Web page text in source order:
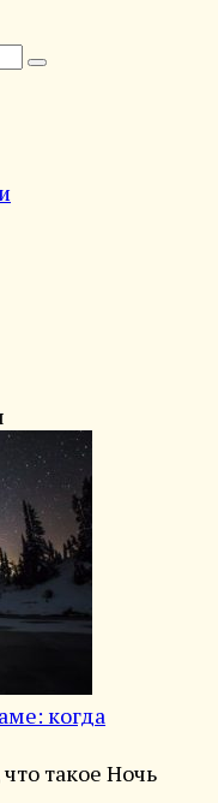
когда
такое Ночь